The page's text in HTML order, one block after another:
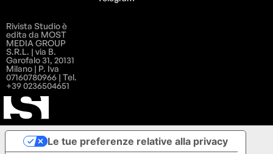
Rivista Studio è
edita da MOST
MEDIA GROUP
S.R.L. | via B.
Garofalo 31, 20131
Milano | P. Iva
07160780966 | Tel.
+39 0236504651
Le tue preferenze relative alla privacy